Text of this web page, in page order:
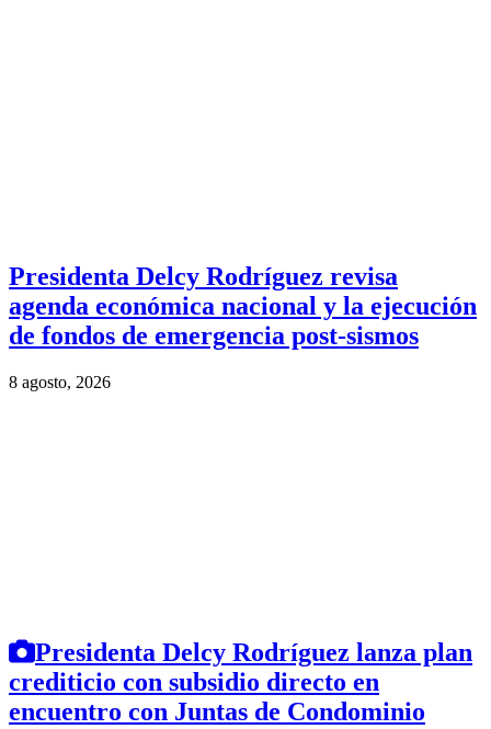
Presidenta Delcy Rodríguez revisa
agenda económica nacional y la ejecución
de fondos de emergencia post-sismos
8 agosto, 2026
Presidenta Delcy Rodríguez lanza plan
crediticio con subsidio directo en
encuentro con Juntas de Condominio